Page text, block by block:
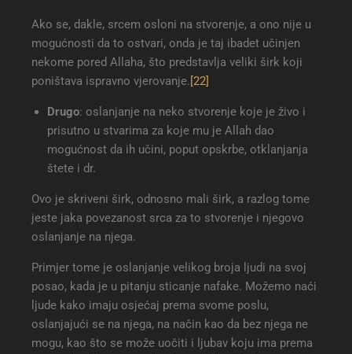
Ako se, dakle, srcem osloni na stvorenje, a ono nije u
mogućnosti da to ostvari, onda je taj ibadet učinjen
nekome pored Allaha, što predstavlja veliki širk koji
poništava ispravno vjerovanje.[22]
Drugo: oslanjanje na neko stvorenje koje je živo i
prisutno u stvarima za koje mu je Allah dao
mogućnost da ih učini, poput opskrbe, otklanjanja
štete i dr.
Ovo je skriveni širk, odnosno mali širk, a razlog tome
jeste jaka povezanost srca za to stvorenje i njegovo
oslanjanje na njega.
Primjer tome je oslanjanje velikog broja ljudi na svoj
posao, kada je u pitanju sticanje nafake. Možemo naći
ljude kako imaju osjećaj prema svome poslu,
oslanjajući se na njega, na način kao da bez njega ne
mogu, kao što se može uočiti i ljubav koju ima prema